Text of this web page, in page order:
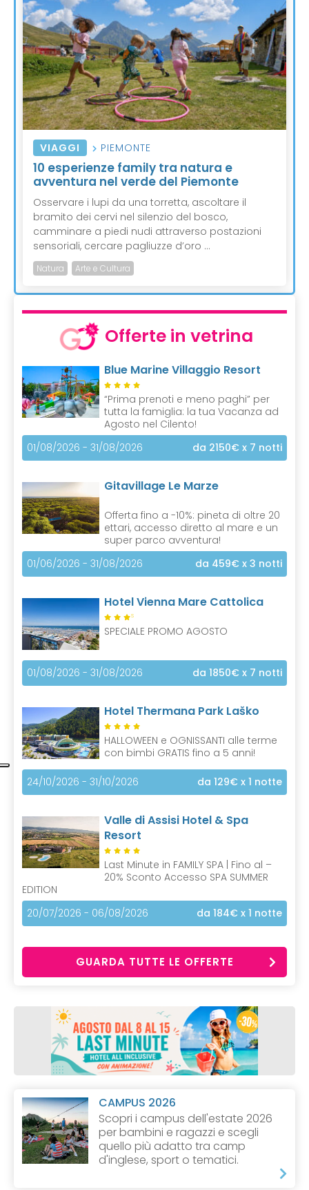
VIAGGI PIEMONTE
10 esperienze family tra natura e
avventura nel verde del Piemonte
Osservare i lupi da una torretta, ascoltare il
bramito dei cervi nel silenzio del bosco,
camminare a piedi nudi attraverso postazioni
sensoriali, cercare pagliuzze d’oro ...
Natura Arte e Cultura
Offerte in vetrina
Blue Marine Villaggio Resort
“Prima prenoti e meno paghi” per
tutta la famiglia: la tua Vacanza ad
Agosto nel Cilento!
01/08/2026 - 31/08/2026
da 2150€ x 7 notti
Gitavillage Le Marze
Offerta fino a -10%: pineta di oltre 20
ettari, accesso diretto al mare e un
super parco avventura!
01/06/2026 - 31/08/2026
da 459€ x 3 notti
Hotel Vienna Mare Cattolica
S
SPECIALE PROMO AGOSTO
01/08/2026 - 31/08/2026 da 1850€ x 7 notti
Hotel Thermana Park Laško
HALLOWEEN e OGNISSANTI alle terme
con bimbi GRATIS fino a 5 anni!
24/10/2026 - 31/10/2026 da 129€ x 1 notte
Valle di Assisi Hotel & Spa
Resort
Last Minute in FAMILY SPA | Fino al –
20% Sconto Accesso SPA SUMMER
EDITION
20/07/2026 - 06/08/2026
da 184€ x 1 notte
GUARDA TUTTE LE OFFERTE
CAMPUS 2026
Scopri i campus dell'estate 2026
per bambini e ragazzi e scegli
quello più adatto tra camp
d'inglese, sport o tematici.